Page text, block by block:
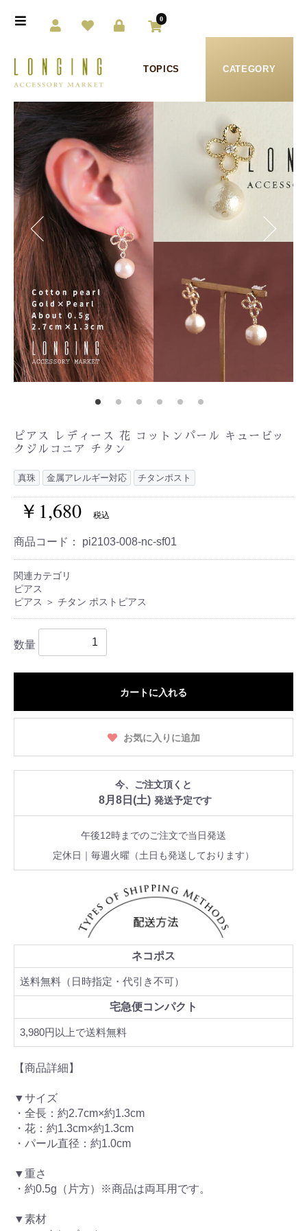
0
TOPICS CATEGORY
ピアス レディース 花 コットンパール キュービッ
クジルコニア チタン
真珠 金属アレルギー対応 チタンポスト
￥1,680 税込
商品コード： pi2103-008-nc-sf01
関連カテゴリ
ピアス
ピアス ＞ チタン ポストピアス
数量
カートに入れる
お気に入りに追加
今、ご注文頂くと
8月8日(土) 発送予定です
午後12時までのご注文で当日発送
定休日｜毎週火曜 （土日も発送しております）
ネコポス
送料無料（日時指定・代引き不可）
宅急便コンパクト
3,980円以上で送料無料
【商品詳細】
▼サイズ
・全長：約2.7cm×約1.3cm
・花：約1.3cm×約1.3cm
・パール直径：約1.0cm
▼重さ
・約0.5g（片方）※商品は両耳用です。
▼素材